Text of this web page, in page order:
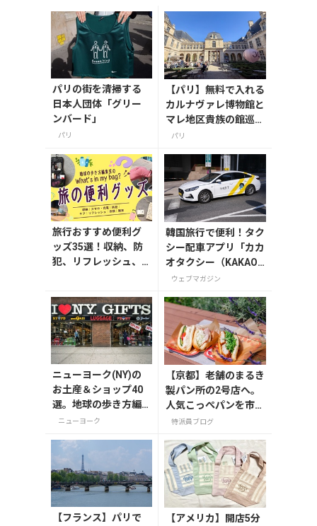
パリの街を清掃する
日本人団体「グリー
ンバード」
パリ
【パリ】無料で入れる
カルナヴァレ博物館と
マレ地区貴族の館巡り
＆グルメ
パリ
旅行おすすめ便利グ
ッズ35選！収納、防
犯、リフレッシュ、
物】
韓国旅行で便利！タク
シー配車アプリ「カカ
オタクシー（KAKAO
T）」の登録・利用方
ウェブマガジン
ニューヨーク(NY)の
お土産＆ショップ40
選。地球の歩き方編
集者セレクト！
ニューヨーク
【京都】老舗のまるき
製パン所の2号店へ。
人気こっぺパンを市役
所で味わう
特派員ブログ
【フランス】パリで
【アメリカ】開店5分